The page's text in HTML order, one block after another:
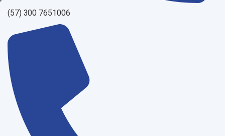
(57) 300 7651006